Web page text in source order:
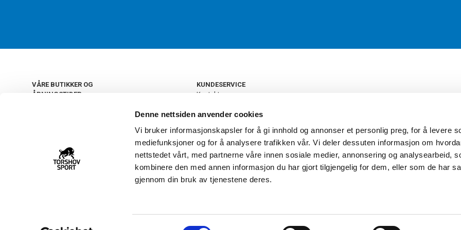
Denne nettsiden anvender cookies
Vi bruker informasjonskapsler for å gi innhold og annonser et personlig preg, for å levere
mediefunksjoner og for å analysere trafikken vår. Vi deler dessuten informasjon om
nettstedet vårt, med partnerne våre innen sosiale medier, annonsering og analysearbeid,
kombinere den med annen informasjon du har gjort tilgjengelig for dem, eller som de har
gjennom din bruk av tjenestene deres.
VÅRE BUTIKKER OG
ÅPNINGSTIDER
22 09 20 20
KUNDESERVICE
Kontakt oss
Retur og bytte
Personvern
Frakt og levering
Ledige stillinger
FAQ - Ofte stilte spørsmål
Åpenhetsloven
Torshov Sport har over 90 års
klubbhandel. Torshov Sport har
Drammen, Sandvika Storsenter